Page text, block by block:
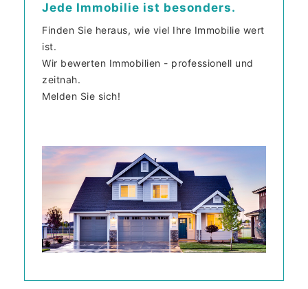
Jede Immobilie ist besonders.
Finden Sie heraus, wie viel Ihre Immobilie wert
ist.
Wir bewerten Immobilien - professionell und
zeitnah.
Melden Sie sich!